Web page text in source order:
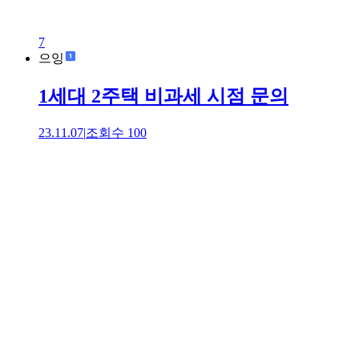
7
으잉
1세대 2주택 비과세 시점 문의
23.11.07|조회수 100